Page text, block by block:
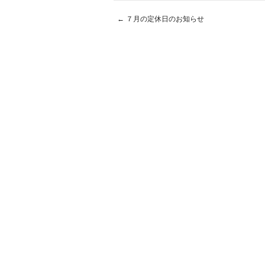
← ７月の定休日のお知らせ